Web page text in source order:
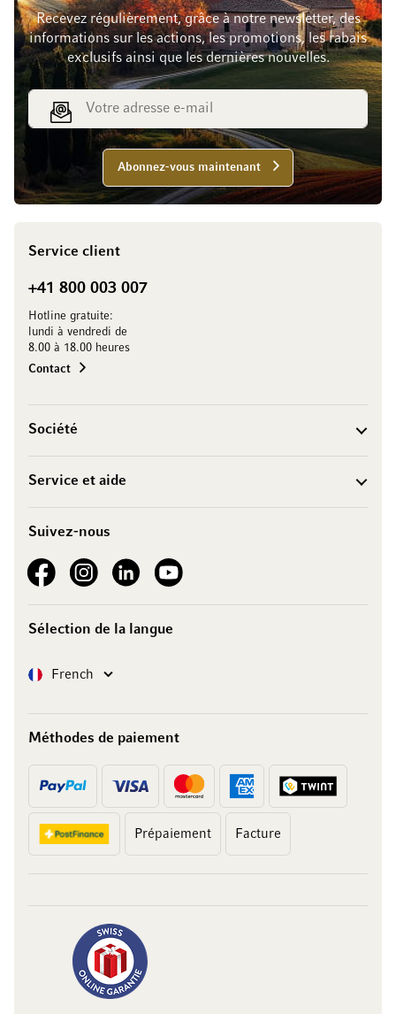
Recevez régulièrement, grâce à notre newsletter, des
informations sur les actions, les promotions, les rabais
exclusifs ainsi que les dernières nouvelles.
Adresse e-mail
Abonnez-vous maintenant
Service client
+41 800 003 007
Hotline gratuite:
lundi à vendredi de
8.00 à 18.00 heures
Contact
Société
Service et aide
Suivez-nous
See our FacebookSee our Instagram account
See our LinkedInSee our YouTube channel
Sélection de la langue
LangueFrench
Méthodes de paiement
Prépaiement Facture